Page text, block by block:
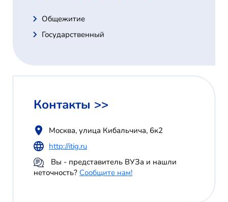
Общежитие
Государственный
Контакты >>
Москва, улица Кибальчича, 6к2
http://itig.ru
Вы - представитель ВУЗа и нашли
неточность? Сообщите нам!